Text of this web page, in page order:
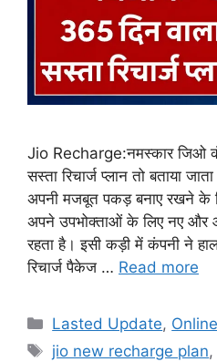
Jio Recharge:नमस्कार जिओ
सस्ता रिचार्ज प्लान तो बताया
अपनी मजबूत पकड़ बनाए रखने के
अपने उपभोक्ताओं के लिए नए और
रहता है। इसी कड़ी में कंपनी ने
रिचार्ज पैकेज … Read more
Categories
Lasted Update,
Tags
jio new recharge plan